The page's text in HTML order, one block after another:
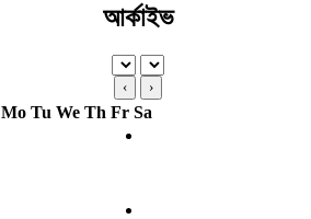
আর্কাইভ
‹ ›
Mo Tu We Th Fr Sa